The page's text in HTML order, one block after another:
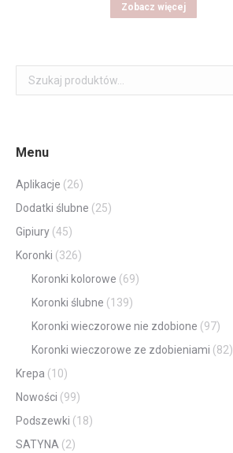
Zobacz więcej
Menu
Aplikacje (26)
Dodatki ślubne (25)
Gipiury (45)
Koronki (326)
Koronki kolorowe (69)
Koronki ślubne (139)
Koronki wieczorowe nie zdobione (97)
Koronki wieczorowe ze zdobieniami (82)
Krepa (10)
Nowości (99)
Podszewki (18)
SATYNA (2)